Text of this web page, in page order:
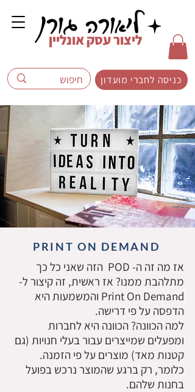
כניסה לחברי מועדון
ליצור עסק אונליין
PRINT ON DEMAND
אז מה זה ה- POD הזה שאני כל כך
מתלהבת ממנו? אז ראשית, זה קיצור ל-
Print On Demand והמשמעות היא
הדפסה על פי דרישה.
למה הכוונה? הכוונה היא לחברות
ומפעלים שמייצרים עבור בעלי חנויות (גם
קטנות מאד) מוצרים על פי הזמנה.
כלומר, רק ברגע שהמוצר נרכש בפועל
בחנות שלהם.